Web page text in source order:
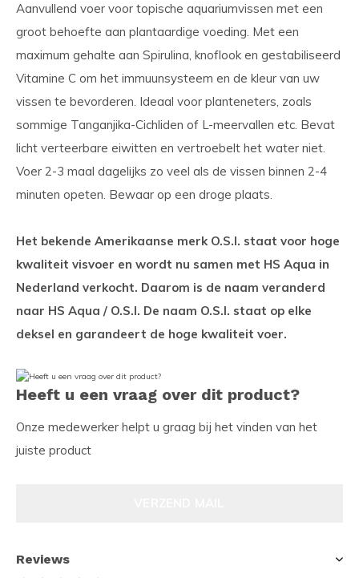
Aanvullend voer voor topische aquariumvissen met een
groot behoefte aan plantaardige voeding. Met een
maximum gehalte aan Spirulina, knoflook en gestabiliseerd
Vitamine C om het immuunsysteem en de kleur van uw
vissen te bevorderen. Ideaal voor planteneters, zoals
sommige Tanganjika-Cichliden of L-meervallen etc. Bevat
licht verteerbare eiwitten en vertroebelt het water niet.
Voer 2-3 maal dagelijks zo veel als de vissen binnen 2-4
minuten opeten. Bewaar op een droge plaats.
Het bekende Amerikaanse merk O.S.I. staat voor hoge
kwaliteit visvoer en wordt nu samen met HS Aqua in
Nederland verkocht. Daarom is de naam veranderd
naar HS Aqua / O.S.I. De naam O.S.I. staat op elke
deksel en garandeert de hoge kwaliteit voer.
Heeft u een vraag over dit product?
Onze medewerker helpt u graag bij het vinden van het
juiste product
Reviews